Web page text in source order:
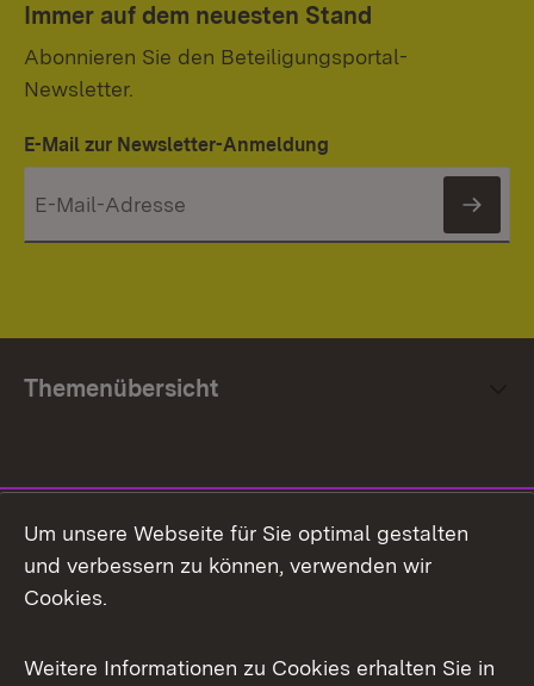
Immer auf dem neuesten Stand
Abonnieren Sie den Beteiligungsportal-
Newsletter.
E-Mail zur Newsletter-Anmeldung
Themenübersicht
Facebook
X / Twitter
Um unsere Webseite für Sie optimal gestalten
und verbessern zu können, verwenden wir
Cookies.
Weitere Informationen zu Cookies erhalten Sie in